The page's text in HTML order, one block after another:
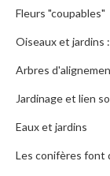
Fleurs "coupables"
Oiseaux et jardins
Arbres
Jardinage et lien
Eaux et jardins
Les conifères font